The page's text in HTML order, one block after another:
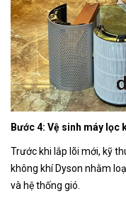
Bước 4: Vệ sinh máy lọc
Trước khi lắp lõi mới, kỹ
không khí Dyson nhằm
và hệ thống gió.